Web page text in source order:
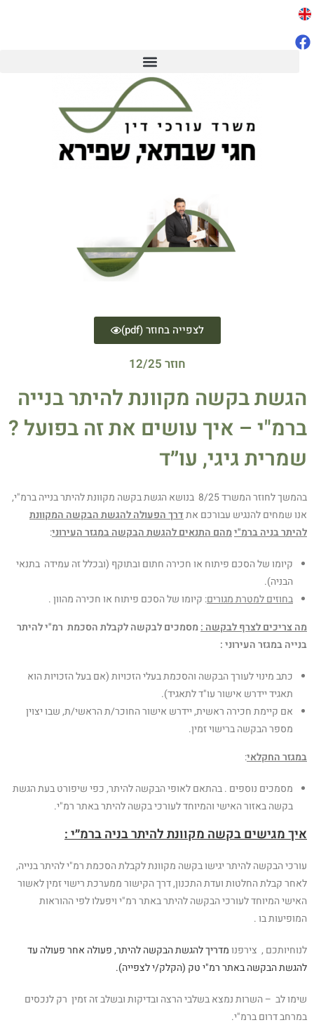
לצפייה בחוזר (pdf)
חוזר 12/25
הגשת בקשה מקוונת להיתר בנייה
ברמ"י – איך עושים את זה בפועל ?
שמרית גיגי, עו״ד
בהמשך לחוזר המשרד 8/25 בנושא הגשת בקשה מקוונת להיתר בנייה ברמ"י,
אנו שמחים להנגיש עבורכם אתדרך הפעולה להגשת הבקשה המקוונת
להיתר בניה ברמ"ימהם התנאים להגשת הבקשהבמגזר העירוני:
קיומו של הסכם פיתוח או חכירה חתום ובתוקף (ובכלל זה עמידה בתנאי
הבניה).
בחוזים למטרת מגורים: קיומו של הסכם פיתוח או חכירה מהוון .
מה צריכים לצרף לבקשה : מסמכים לבקשה לקבלת הסכמת רמ"י להיתר
בנייה במגזר העירוני :
כתב מינוי לעורך הבקשה והסכמת בעלי הזכויות (אם בעל הזכויות הוא
תאגיד יידרש אישור עו"ד לתאגיד).
אם קיימת חכירה ראשית, יידרש אישור החוכר/ת הראשי/ת, שבו יצוין
מספר הבקשה ברישוי זמין.
במגזר החקלאי:
מסמכים נוספים . בהתאם לאופי הבקשה להיתר, כפי שיפורט בעת הגשת
בקשה באזור האישי והמיוחד לעורכי בקשה להיתר באתר רמ"י.
איך מגישים בקשה מקוונת להיתר בניה ברמ״י :
עורכי הבקשה להיתר יגישו בקשה מקוונת לקבלת הסכמת רמ"י להיתר בנייה,
לאחר קבלת החלטות ועדת התכנון, דרך הקישור ממערכת רישוי זמין לאשור
האישי המיוחד לעורכי הבקשה להיתר באתר רמ"י ויפעלו לפי ההוראות
המופיעות בו .
לנוחיותכם , צירפנומדריך להגשת הבקשה להיתר, פעולה אחר פעולה עד
להגשת הבקשה באתר רמ"י טק (הקלק/י לצפייה).
שימו לב – השרות נמצא בשלבי הרצה ובדיקות ובשלב זה זמין רק לנכסים
במרחב דרום ברמ"י.